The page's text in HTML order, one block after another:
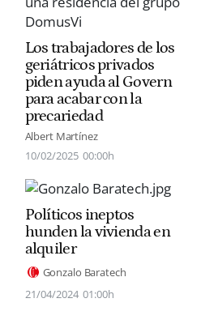
Los trabajadores de los
geriátricos privados
piden ayuda al Govern
para acabar con la
precariedad
Albert Martínez
10/02/2025 00:00h
Políticos ineptos
hunden la vivienda en
alquiler
Gonzalo Baratech
21/04/2024 01:00h